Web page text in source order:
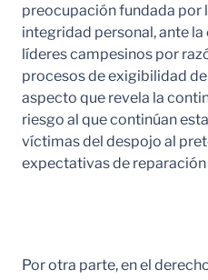
preocupación fundada por
integridad personal, ante
líderes campesinos por
procesos de exigibilidad
aspecto que revela la
riesgo al que continúan
víctimas del despojo al
expectativas de reparación
Por otra parte, en el